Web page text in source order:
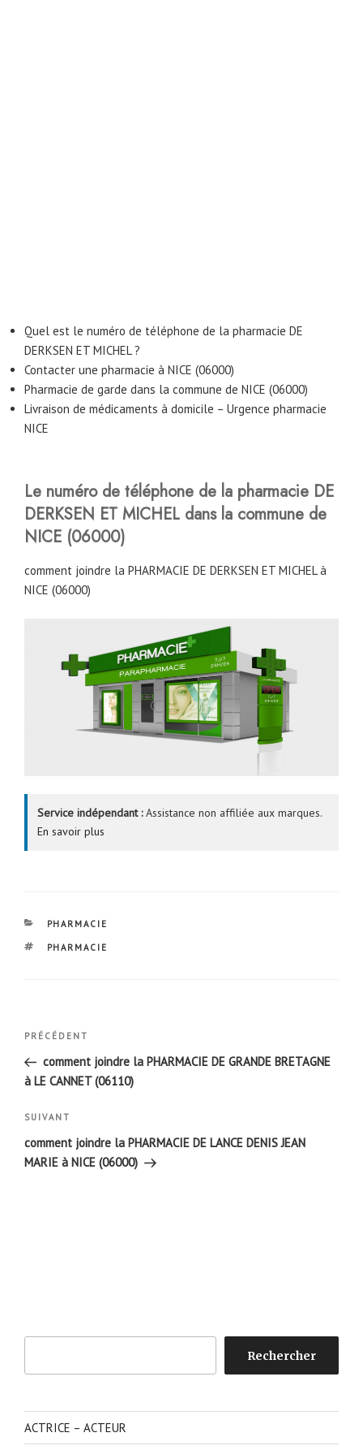
Quel est le numéro de téléphone de la pharmacie DE
DERKSEN ET MICHEL ?
Contacter une pharmacie à NICE (06000)
Pharmacie de garde dans la commune de NICE (06000)
Livraison de médicaments à domicile – Urgence pharmacie
NICE
Le numéro de téléphone de la pharmacie DE
DERKSEN ET MICHEL dans la commune de
NICE (06000)
comment joindre la PHARMACIE DE DERKSEN ET MICHEL à
NICE (06000)
Service indépendant :Assistance non affiliée aux marques.
En savoir plus
CATÉGORIES
PHARMACIE
ÉTIQUETTES
PHARMACIE
Navigation
l’article
Article
précédent
PRÉCÉDENT
comment joindre la PHARMACIE DE GRANDE BRETAGNE
à LE CANNET (06110)
Article
suivant
SUIVANT
comment joindre la PHARMACIE DE LANCE DENIS JEAN
MARIE à NICE (06000)
Rechercher
ACTRICE – ACTEUR